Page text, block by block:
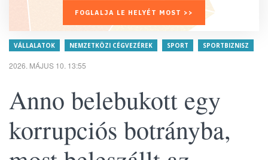
FOGLALJA LE HELYÉT MOST >>
VÁLLALATOK NEMZETKÖZI CÉGVEZÉREK SPORT SPORTBIZNISZ
2026. MÁJUS 10. 13:55
Anno belebukott egy
korrupciós botrányba,